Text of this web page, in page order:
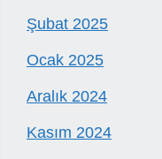
Şubat 2025
Ocak 2025
Aralık 2024
Kasım 2024